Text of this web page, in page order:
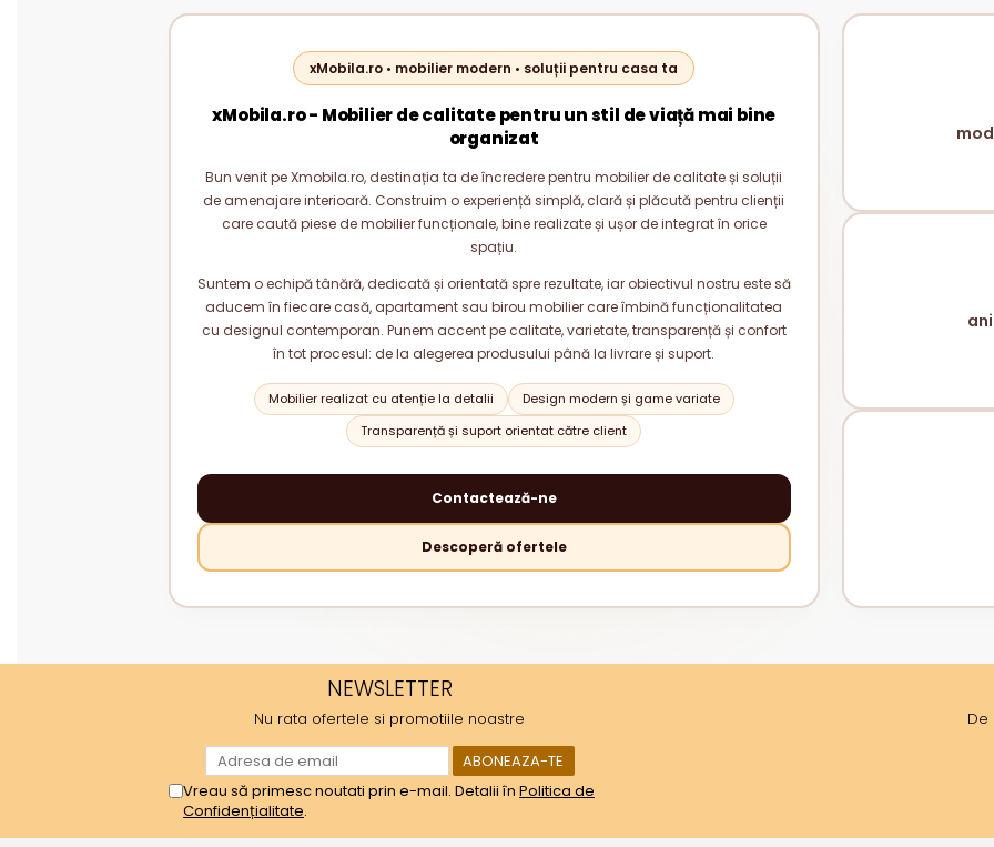
xMobila.ro • mobilier modern • soluții pentru casa ta
xMobila.ro - Mobilier de calitate pentru un stil de viață mai bine
organizat
Bun venit pe Xmobila.ro, destinația ta de încredere pentru mobilier de calitate și soluții
de amenajare interioară. Construim o experiență simplă, clară și plăcută pentru clienții
care caută piese de mobilier funcționale, bine realizate și ușor de integrat în orice
spațiu.
Suntem o echipă tânără, dedicată și orientată spre rezultate, iar obiectivul nostru este să
aducem în fiecare casă, apartament sau birou mobilier care îmbină funcționalitatea
cu designul contemporan. Punem accent pe calitate, varietate, transparență și confort
în tot procesul: de la alegerea produsului până la livrare și suport.
Mobilier realizat cu atenție la detalii
Design modern și game variate
Transparență și suport orientat către client
Contactează-ne
Descoperă ofertele
NEWSLETTER
Nu rata ofertele si promotiile noastre
Vreau să primesc noutati prin e-mail. Detalii în Politica de
Confidențialitate.
De